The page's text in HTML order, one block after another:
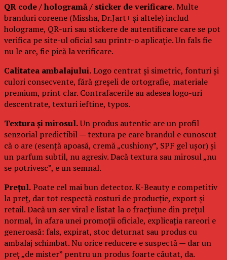
QR code / hologramă / sticker de verificare.Multe
branduri coreene (Missha, Dr.Jart+ și altele) includ
holograme, QR-uri sau stickere de autentificare care se pot
verifica pe site-ul oficial sau printr-o aplicație. Un fals fie
nu le are, fie pică la verificare.
Calitatea ambalajului.Logo centrat și simetric, fonturi și
culori consecvente, fără greșeli de ortografie, materiale
premium, print clar. Contrafacerile au adesea logo-uri
descentrate, texturi ieftine, typos.
Textura și mirosul.Un produs autentic are un profil
senzorial predictibil — textura pe care brandul e cunoscut
că o are (esență apoasă, cremă „cushiony”, SPF gel ușor) și
un parfum subtil, nu agresiv. Dacă textura sau mirosul „nu
se potrivesc”, e un semnal.
Prețul.Poate cel mai bun detector. K-Beauty e competitiv
la preț, dar tot respectă costuri de producție, export și
retail. Dacă un ser viral e listat la o fracțiune din prețul
normal, în afara unei promoții oficiale, explicația rareori e
generoasă: fals, expirat, stoc deturnat sau produs cu
ambalaj schimbat. Nu orice reducere e suspectă — dar un
preț „de mister” pentru un produs foarte căutat, da.